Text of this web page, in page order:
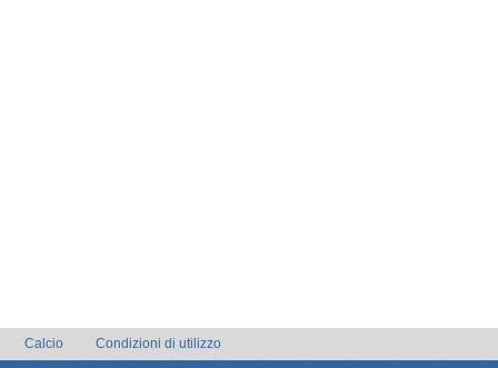
Calcio Condizioni di utilizzo